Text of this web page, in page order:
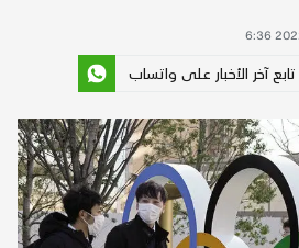
تابع آخر الأخبار على واتساب